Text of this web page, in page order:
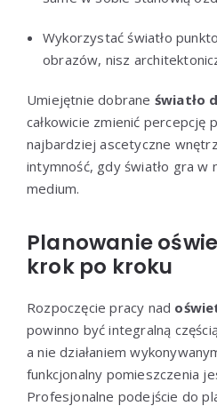
Wykorzystać światło
obrazów, nisz
Umiejętnie dobrane światło
całkowicie zmienić percepcję
najbardziej ascetyczne
intymność, gdy światło gra w
medium.
Planowanie
krok po kroku
Rozpoczęcie pracy nad
powinno być integralną
a nie działaniem
funkcjonalny pomieszczenia
Profesjonalne podejście do